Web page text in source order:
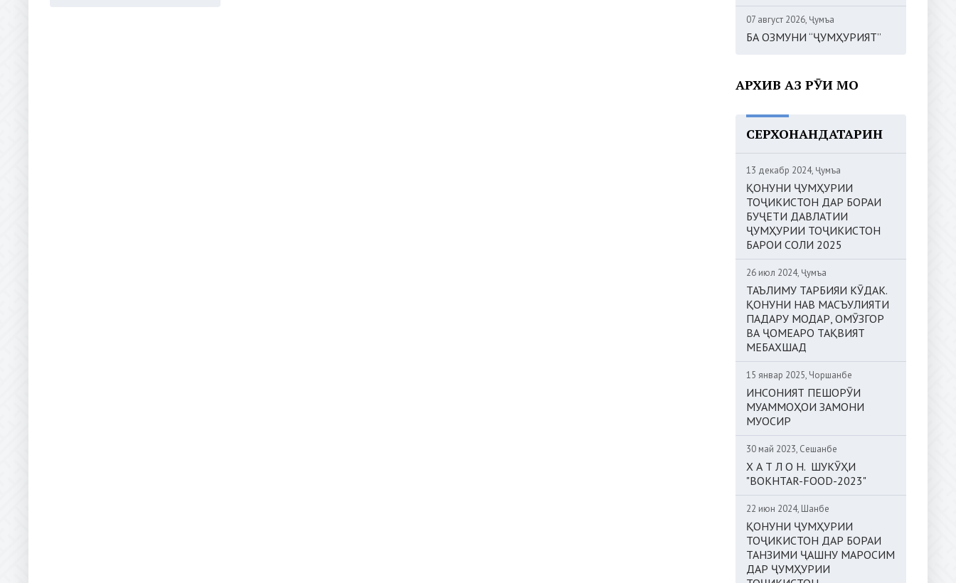
07 август 2026, Ҷумъа
БА ОЗМУНИ “ҶУМҲУРИЯТ”
АРХИВ АЗ РӮИ МОҲ
СЕРХОНАНДАТАРИН
13 декабр 2024, Ҷумъа
ҚОНУНИ ҶУМҲУРИИ
ТОҶИКИСТОН ДАР БОРАИ
БУҶЕТИ ДАВЛАТИИ
ҶУМҲУРИИ ТОҶИКИСТОН
БАРОИ СОЛИ 2025
26 июл 2024, Ҷумъа
ТАЪЛИМУ ТАРБИЯИ КӮДАК.
ҚОНУНИ НАВ МАСЪУЛИЯТИ
ПАДАРУ МОДАР, ОМӮЗГОР
ВА ҶОМЕАРО ТАҚВИЯТ
МЕБАХШАД
15 январ 2025, Чоршанбе
ИНСОНИЯТ ПЕШОРӮИ
МУАММОҲОИ ЗАМОНИ
МУОСИР
30 май 2023, Сешанбе
Х А Т Л О Н. ШУКӮҲИ
"BOKHTAR-FOOD-2023"
22 июн 2024, Шанбе
ҚОНУНИ ҶУМҲУРИИ
ТОҶИКИСТОН ДАР БОРАИ
ТАНЗИМИ ҶАШНУ МАРОСИМ
ДАР ҶУМҲУРИИ